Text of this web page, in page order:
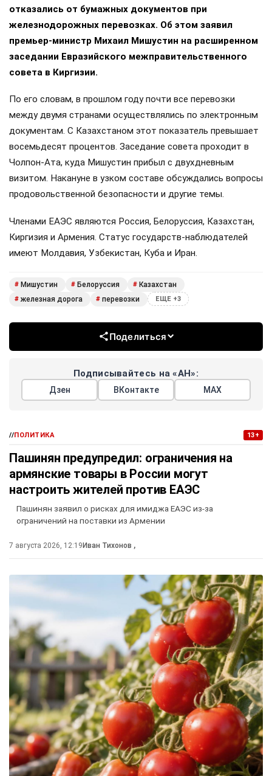
отказались от бумажных документов при
железнодорожных перевозках. Об этом заявил
премьер-министр Михаил Мишустин на расширенном
заседании Евразийского межправительственного
совета в Киргизии.
По его словам, в прошлом году почти все перевозки
между двумя странами осуществлялись по электронным
документам. С Казахстаном этот показатель превышает
восемьдесят процентов. Заседание совета проходит в
Чолпон-Ата, куда Мишустин прибыл с двухдневным
визитом. Накануне в узком составе обсуждались вопросы
продовольственной безопасности и другие темы.
Членами ЕАЭС являются Россия, Белоруссия, Казахстан,
Киргизия и Армения. Статус государств-наблюдателей
имеют Молдавия, Узбекистан, Куба и Иран.
# Мишустин # Белоруссия # Казахстан
# железная дорога # перевозки ЕЩЕ +3
Поделиться
Подписывайтесь на «АН»:
Дзен ВКонтакте МАХ
//ПОЛИТИКА 13+
Пашинян предупредил: ограничения на
армянские товары в России могут
настроить жителей против ЕАЭС
Пашинян заявил о рисках для имиджа ЕАЭС из-за
ограничений на поставки из Армении
7 августа 2026, 12:19 Иван Тихонов ,